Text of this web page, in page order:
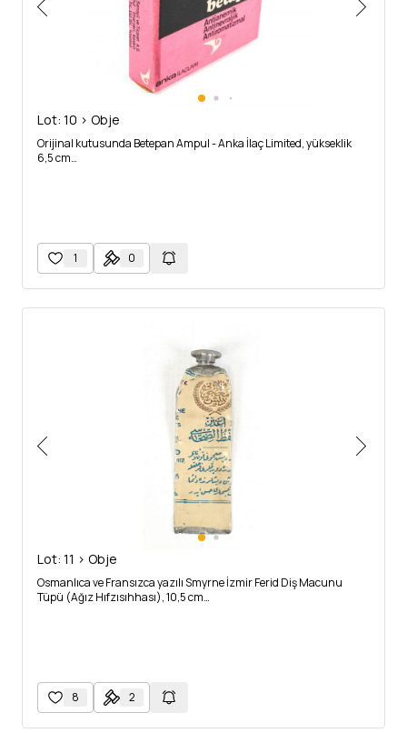
Lot: 10 > Obje
Orijinal kutusunda Betepan Ampul - Anka İlaç Limited, yükseklik
6,5 cm…
1 0
Lot: 11 > Obje
Osmanlıca ve Fransızca yazılı Smyrne İzmir Ferid Diş Macunu
Tüpü (Ağız Hıfzısıhhası), 10,5 cm…
8 2